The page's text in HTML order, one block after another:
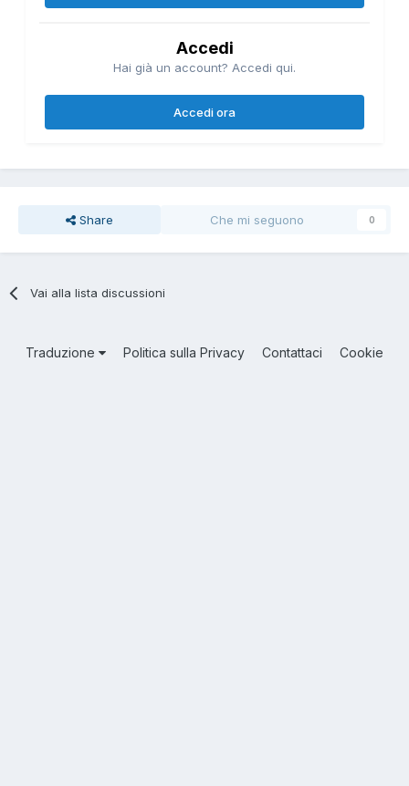
Accedi
Hai già un account? Accedi qui.
Accedi ora
Share Che mi seguono 0
Vai alla lista discussioni
Traduzione Politica sulla Privacy Contattaci Cookie